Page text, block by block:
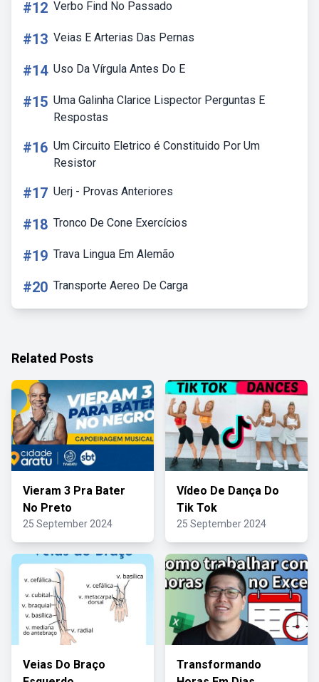
#12 Verbo Find No Passado
#13 Veias E Arterias Das Pernas
#14 Uso Da Vírgula Antes Do E
#15 Uma Galinha Clarice Lispector Perguntas E
Respostas
#16 Um Circuito Eletrico é Constituido Por Um
Resistor
#17 Uerj - Provas Anteriores
#18 Tronco De Cone Exercícios
#19 Trava Lingua Em Alemão
#20 Transporte Aereo De Carga
Related Posts
Vieram 3 Pra Bater
No Preto
25 September 2024
Vídeo De Dança Do
Tik Tok
25 September 2024
Veias Do Braço
Transformando